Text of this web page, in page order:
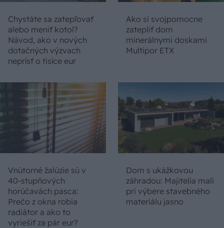
Chystáte sa zatepľovať
alebo meniť kotol?
Návod, ako v nových
dotačných výzvach
neprísť o tisíce eur
Ako si svojpomocne
zatepliť dom
minerálnymi doskami
Multipor ETX
Vnútorné žalúzie sú v
40-stupňových
horúčavách pasca:
Prečo z okna robia
radiátor a ako to
vyriešiť za pár eur?
Dom s ukážkovou
záhradou: Majitelia mali
pri výbere stavebného
materiálu jasno